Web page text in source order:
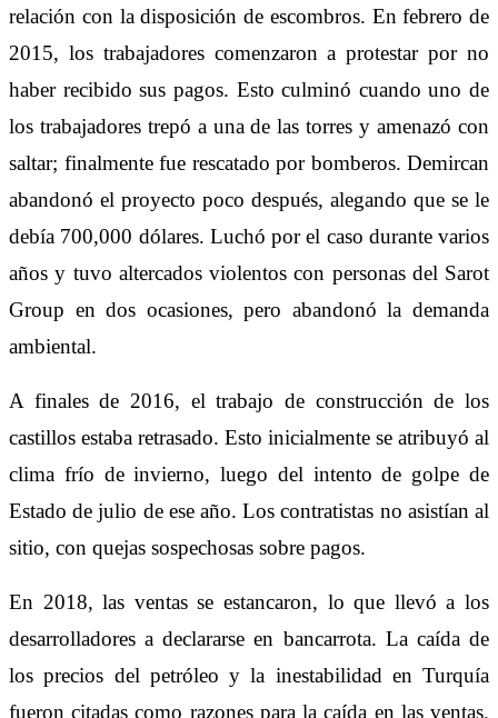
relación con la disposición de escombros. En febrero de
2015, los trabajadores comenzaron a protestar por no
haber recibido sus pagos. Esto culminó cuando uno de
los trabajadores trepó a una de las torres y amenazó con
saltar; finalmente fue rescatado por bomberos. Demircan
abandonó el proyecto poco después, alegando que se le
debía 700,000 dólares. Luchó por el caso durante varios
años y tuvo altercados violentos con personas del Sarot
Group en dos ocasiones, pero abandonó la demanda
ambiental.
A finales de 2016, el trabajo de construcción de los
castillos estaba retrasado. Esto inicialmente se atribuyó al
clima frío de invierno, luego del intento de golpe de
Estado de julio de ese año. Los contratistas no asistían al
sitio, con quejas sospechosas sobre pagos.
En 2018, las ventas se estancaron, lo que llevó a los
desarrolladores a declararse en bancarrota. La caída de
los precios del petróleo y la inestabilidad en Turquía
fueron citadas como razones para la caída en las ventas.